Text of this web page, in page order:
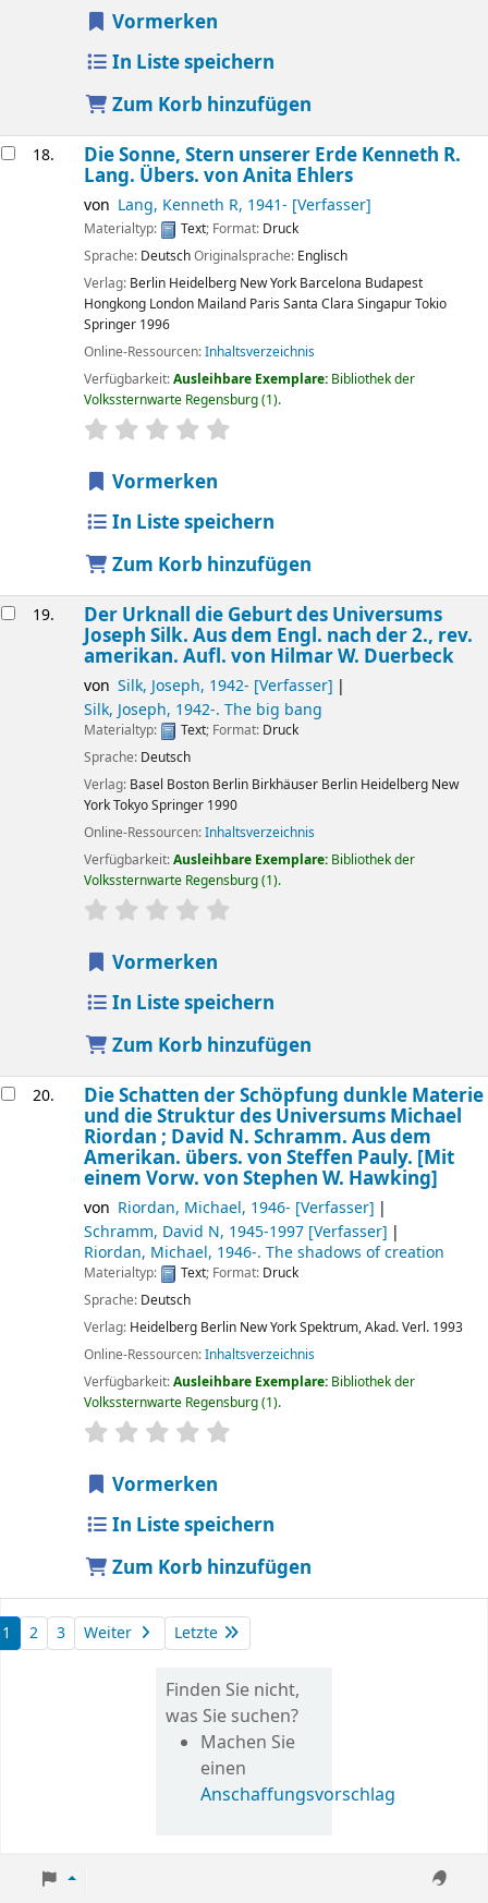
Vormerken
In Liste speichern
Zum Korb hinzufügen
18. Die Sonne, Stern unserer Erde Kenneth R.
Lang. Übers. von Anita Ehlers
von Lang, Kenneth R, 1941- [Verfasser]
Materialtyp: Text; Format: Druck
Sprache: DeutschOriginalsprache: Englisch
Verlag: Berlin Heidelberg New York Barcelona Budapest
Hongkong London Mailand Paris Santa Clara SingapurTokio
Springer 1996
Online-Ressourcen:Inhaltsverzeichnis
Verfügbarkeit:Ausleihbare Exemplare: Bibliothek der
Volkssternwarte Regensburg(1).
Sternchenbewertung
Vormerken
In Liste speichern
Zum Korb hinzufügen
19. Der Urknall die Geburt des Universums
Joseph Silk. Aus dem Engl. nach der 2., rev.
amerikan. Aufl. von Hilmar W. Duerbeck
von Silk, Joseph, 1942- [Verfasser]
Silk, Joseph, 1942-. The big bang
Materialtyp: Text; Format: Druck
Sprache: Deutsch
Verlag: Basel Boston Berlin Birkhäuser Berlin Heidelberg New
YorkTokyoSpringer 1990
Online-Ressourcen:Inhaltsverzeichnis
Verfügbarkeit:Ausleihbare Exemplare: Bibliothek der
Volkssternwarte Regensburg(1).
Sternchenbewertung
Vormerken
In Liste speichern
Zum Korb hinzufügen
20. Die Schatten der Schöpfung dunkle Materie
und die Struktur des Universums Michael
Riordan ; David N. Schramm. Aus dem
Amerikan. übers. von Steffen Pauly. [Mit
einem Vorw. von Stephen W. Hawking]
von Riordan, Michael, 1946- [Verfasser]
Schramm, David N, 1945-1997[Verfasser]
Riordan, Michael, 1946-. The shadows of creation
Materialtyp: Text; Format: Druck
Sprache: Deutsch
Verlag: Heidelberg Berlin New YorkSpektrum, Akad. Verl. 1993
Online-Ressourcen:Inhaltsverzeichnis
Verfügbarkeit:Ausleihbare Exemplare: Bibliothek der
Volkssternwarte Regensburg(1).
Sternchenbewertung
Vormerken
In Liste speichern
Zum Korb hinzufügen
1 2 3 Weiter Letzte
Finden Sie nicht,
was Sie suchen?
Machen Sie
einen
Anschaffungsvorschlag